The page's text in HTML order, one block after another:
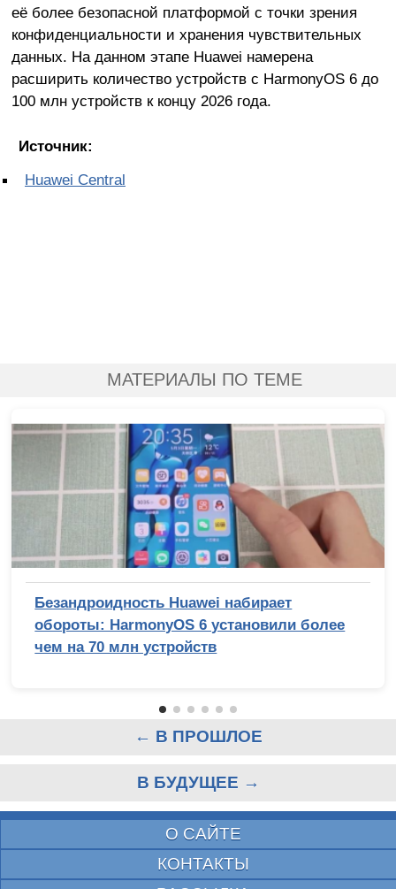
её более безопасной платформой с точки зрения
конфиденциальности и хранения чувствительных
данных. На данном этапе Huawei намерена
расширить количество устройств с HarmonyOS 6 до
100 млн устройств к концу 2026 года.
Источник:
Huawei Central
МАТЕРИАЛЫ ПО ТЕМЕ
Безандроидность Huawei набирает
обороты: HarmonyOS 6 установили более
чем на 70 млн устройств
← В ПРОШЛОЕ
В БУДУЩЕЕ →
О САЙТЕ
КОНТАКТЫ